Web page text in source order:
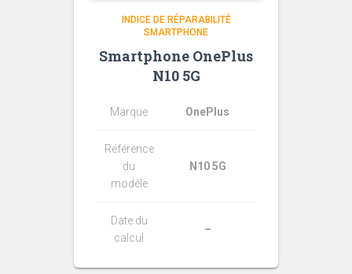
INDICE DE RÉPARABILITÉ
SMARTPHONE
Smartphone OnePlus
N10 5G
Marque OnePlus
Référence
du
modèle
N10 5G
Date du
calcul
–